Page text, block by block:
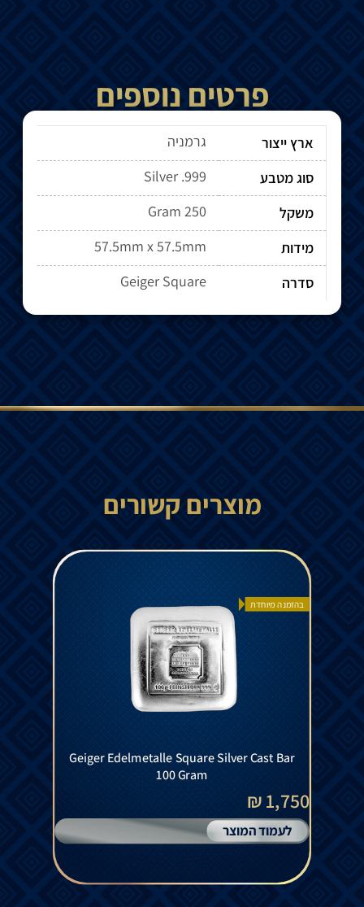
פרטים נוספים
ארץ ייצור
גרמניה
סוג מטבע
Silver .999
משקל
250 Gram
מידות
57.5mm x 57.5mm
סדרה
Geiger Square
מוצרים קשורים
בהזמנה מיוחדת
Geiger Edelmetalle Square Silver Cast Bar
100 Gram
1,750 ₪
לעמוד המוצר